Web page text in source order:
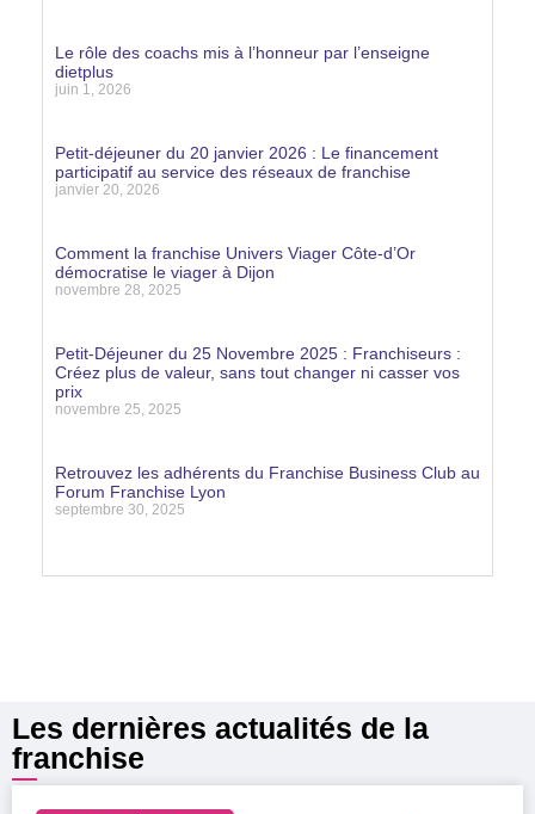
Le rôle des coachs mis à l’honneur par l’enseigne
dietplus
juin 1, 2026
Petit-déjeuner du 20 janvier 2026 : Le financement
participatif au service des réseaux de franchise
janvier 20, 2026
Comment la franchise Univers Viager Côte-d’Or
démocratise le viager à Dijon
novembre 28, 2025
Petit-Déjeuner du 25 Novembre 2025 : Franchiseurs :
Créez plus de valeur, sans tout changer ni casser vos
prix
novembre 25, 2025
Retrouvez les adhérents du Franchise Business Club au
Forum Franchise Lyon
septembre 30, 2025
Les dernières actualités de la
franchise